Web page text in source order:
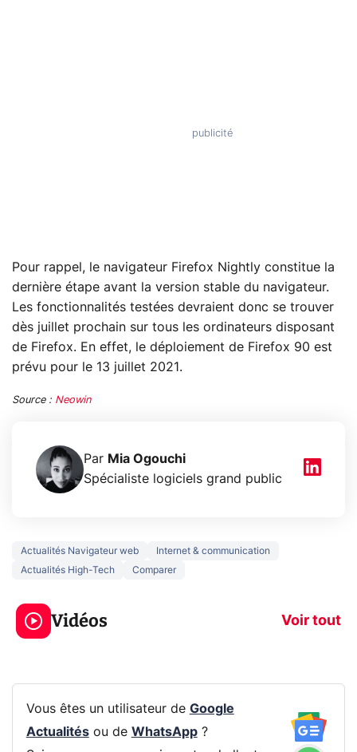
Pour rappel, le navigateur Firefox Nightly constitue la
dernière étape avant la version stable du navigateur.
Les fonctionnalités testées devraient donc se trouver
dès juillet prochain sur tous les ordinateurs disposant
de Firefox. En effet, le déploiement de Firefox 90 est
prévu pour le 13 juillet 2021.
Source : Neowin
Par Mia Ogouchi
Spécialiste logiciels grand public
Actualités Navigateur web
Internet & communication
Actualités High-Tech
Comparer
Vidéos Voir tout
5 générations de
jeux dans la
prochaine Xbox !
navigation
Vous êtes un utilisateur de Google
Actualitésou de WhatsApp?